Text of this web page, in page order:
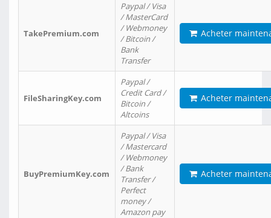
TakePremium.com
Paypal / Visa
/ MasterCard
/ Webmoney
/ Bitcoin /
Bank
Transfer
Acheter
FileSharingKey.com
Paypal /
Credit Card /
Bitcoin /
Altcoins
Acheter
BuyPremiumKey.com
Paypal / Visa
/ Mastercard
/ Webmoney
/ Bank
Transfer /
Perfect
money /
Amazon pay
Acheter